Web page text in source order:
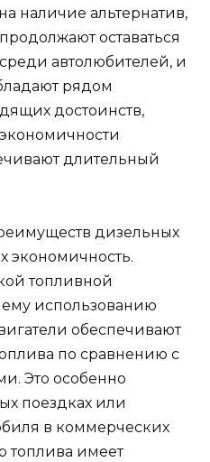
наличие альтернатив,
оставаться
автолюбителей, и
рядом
достоинств,
длительный
дизельных
экономичность.
топливной
использованию
обеспечивают
по сравнению с
Это особенно
поездках или
в коммерческих
топлива имеет